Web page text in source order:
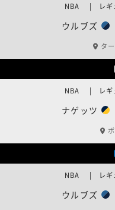
ウルブズ
NBA | レギュ
タ
ナゲッツ
NBA | レギュ
ウルブズ
NBA | レギュ